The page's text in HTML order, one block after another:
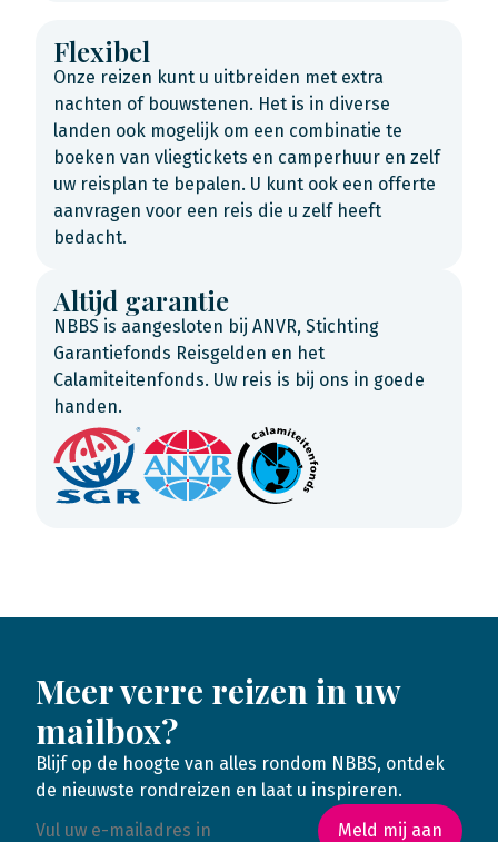
Flexibel
Onze reizen kunt u uitbreiden met extra
nachten of bouwstenen. Het is in diverse
landen ook mogelijk om een combinatie te
boeken van vliegtickets en camperhuur en zelf
uw reisplan te bepalen. U kunt ook een offerte
aanvragen voor een reis die u zelf heeft
bedacht.
Altijd garantie
NBBS is aangesloten bij ANVR, Stichting
Garantiefonds Reisgelden en het
Calamiteitenfonds. Uw reis is bij ons in goede
handen.
Meer verre reizen in uw
mailbox?
Blijf op de hoogte van alles rondom NBBS, ontdek
de nieuwste rondreizen en laat u inspireren.
Meld mij aan